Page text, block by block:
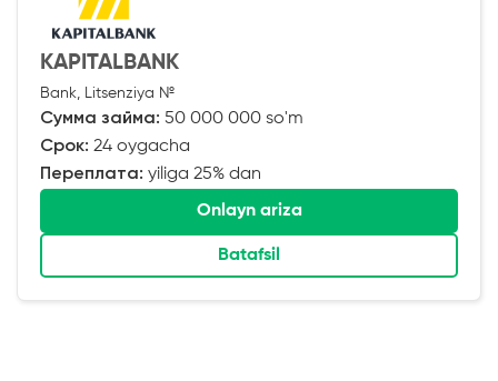
KAPITALBANK
Bank, Litsenziya №
Сумма займа: 50 000 000 so'm
Срок: 24 oygacha
Переплата: yiliga 25% dan
Onlayn ariza
Batafsil